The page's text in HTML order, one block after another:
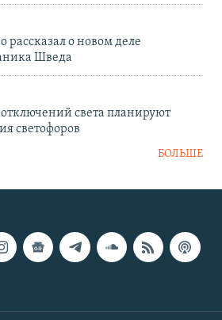
рассказал о новом деле
Шведа
отключений света планируют
светофоров
БОЛЬШЕ